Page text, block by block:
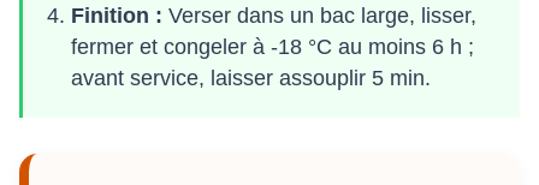
Finition : Verser dans un bac large, lisser,
fermer et congeler à -18 °C au moins 6 h ;
avant service, laisser assouplir 5 min.